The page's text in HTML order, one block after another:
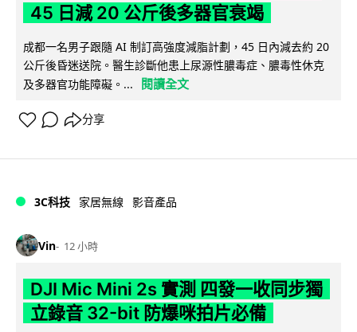
45 日減 20 公斤後多器官衰竭
成都一名男子跟隨 AI 制訂高強度減脂計劃，45 日內減去約 20
公斤後昏迷送院。醫生診斷他患上尿源性膿毒症、膿毒性休克
及多器官功能障礙。...
閱讀全文
分享
3C科技 家居無線 影音產品
Vin 12 小時
DJI Mic Mini 2s 實測 四發一收同步獨
立錄音 32-bit 防爆咪拍片必備